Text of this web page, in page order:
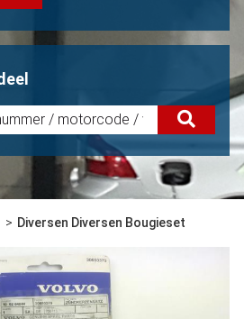
Diversen Diversen Bougieset